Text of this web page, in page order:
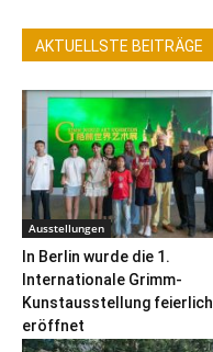
AKTUELLSTE BEITRÄGE
Ausstellungen
In Berlin wurde die 1.
Internationale Grimm-
Kunstausstellung feierlich
eröffnet